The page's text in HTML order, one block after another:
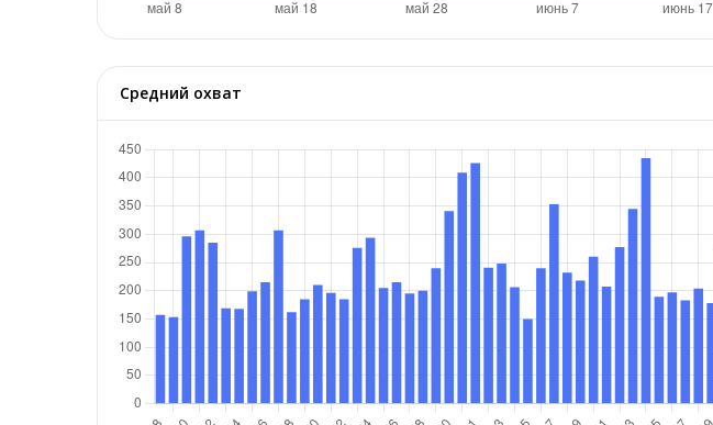
Средний охват